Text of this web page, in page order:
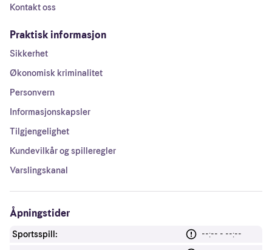
Kontakt oss
Praktisk informasjon
Sikkerhet
Økonomisk kriminalitet
Personvern
Informasjonskapsler
Tilgjengelighet
Kundevilkår og spilleregler
Varslingskanal
Åpningstider
Sportsspill:
--:-- - --:--